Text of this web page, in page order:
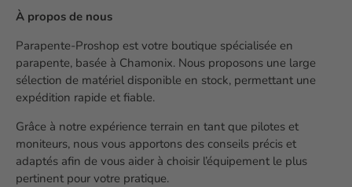
À propos de nous
Parapente-Proshop est votre boutique spécialisée en
parapente, basée à Chamonix. Nous proposons une large
sélection de matériel disponible en stock, permettant une
expédition rapide et fiable.
Grâce à notre expérience terrain en tant que pilotes et
moniteurs, nous vous apportons des conseils précis et
adaptés afin de vous aider à choisir l’équipement le plus
pertinent pour votre pratique.